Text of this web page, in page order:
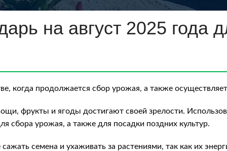
на август 2025 года
когда продолжается сбор урожая, а также
фрукты и ягоды достигают своей зрелости.
сбора урожая, а также для посадки поздних культур.
семена и ухаживать за растениями, так как их